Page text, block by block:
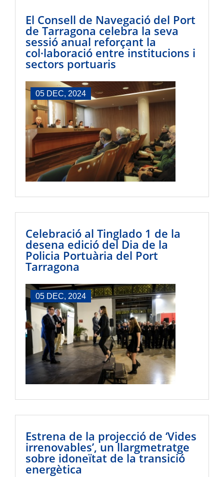
El Consell de Navegació del Port
de Tarragona celebra la seva
sessió anual reforçant la
col·laboració entre institucions i
sectors portuaris
05 DEC, 2024
Celebració al Tinglado 1 de la
desena edició del Dia de la
Policia Portuària del Port
Tarragona
05 DEC, 2024
Estrena de la projecció de ‘Vides
irrenovables’, un llargmetratge
sobre idoneïtat de la transició
energètica